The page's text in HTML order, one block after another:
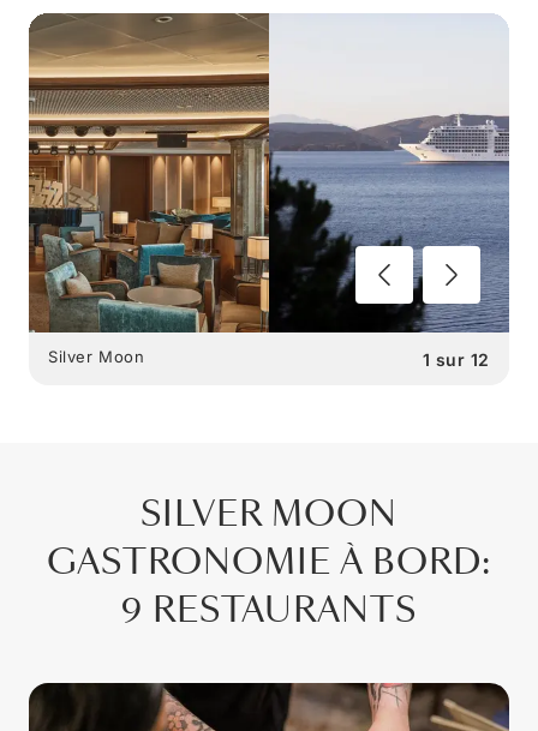
1 sur 12
Silver Moon
SILVER MOON
GASTRONOMIE À BORD:
9 RESTAURANTS